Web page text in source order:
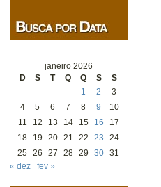
janeiro 2026
D
S T Q Q S
S
1
2
3
4
5 6 7 8 9
10
11
12 13 14 15 16
17
18
19 20 21 22 23
24
25 26 27 28 29 30 31
« dez
fev »